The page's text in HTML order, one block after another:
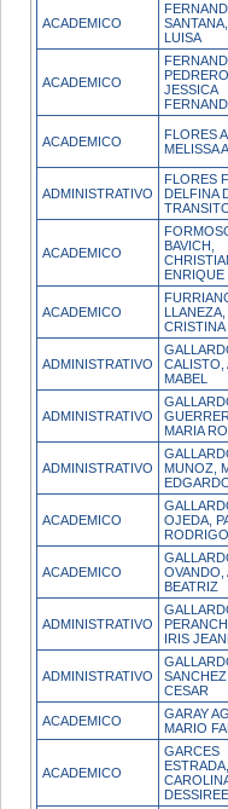
ACADEMICO
LUISA
ACADEMICO
JESSICA
ACADEMICO
FLORES
MELISSA
ADMINISTRATIVO
FLORES
DELFINA
ACADEMICO
BAVICH,
ENRIQUE
ACADEMICO
CRISTINA
ADMINISTRATIVO
CALISTO,
MABEL
ADMINISTRATIVO
MARIA
ADMINISTRATIVO
MUNOZ,
ACADEMICO
OJEDA,
RODRIGO
ACADEMICO
OVANDO,
BEATRIZ
ADMINISTRATIVO
IRIS
ADMINISTRATIVO
CESAR
ACADEMICO
GARAY
MARIO
ACADEMICO
GARCES
ESTRADA,
DESSIREE